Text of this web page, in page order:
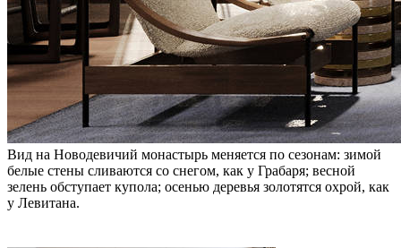
Вид на Новодевичий монастырь меняется по сезонам: зимой
белые стены сливаются со снегом, как у Грабаря; весной
зелень обступает купола; осенью деревья золотятся охрой, как
у Левитана.